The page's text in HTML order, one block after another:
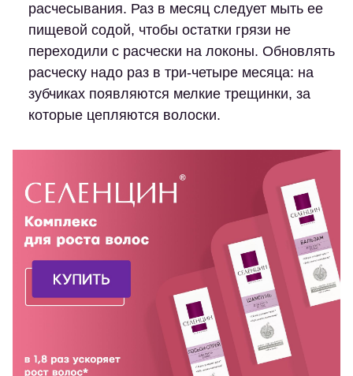
расчесывания. Раз в месяц следует мыть ее
пищевой содой, чтобы остатки грязи не
переходили с расчески на локоны. Обновлять
расческу надо раз в три-четыре месяца: на
зубчиках появляются мелкие трещинки, за
которые цепляются волоски.